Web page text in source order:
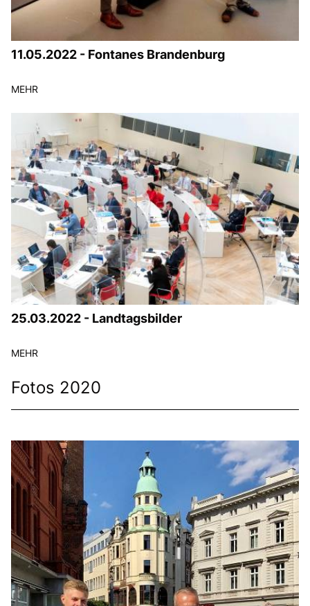
11.05.2022 - Fontanes Brandenburg
MEHR
25.03.2022 - Landtagsbilder
MEHR
Fotos 2020